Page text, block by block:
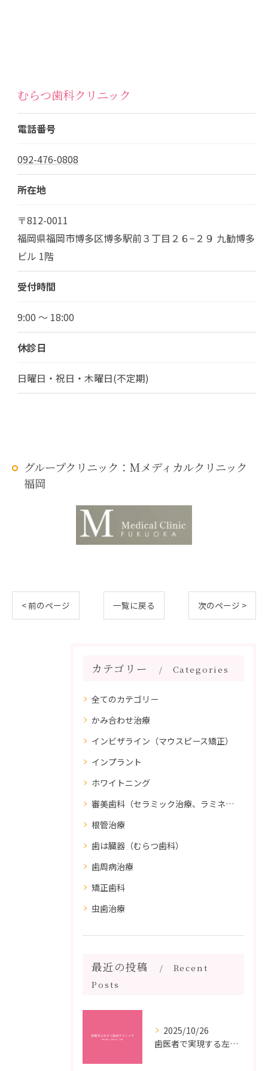
むらつ歯科クリニック
電話番号
092-476-0808
所在地
〒812-0011
福岡県福岡市博多区博多駅前３丁目２６−２９ 九勧博多
ビル 1階
受付時間
9:00 ～ 18:00
休診日
日曜日・祝日・木曜日(不定期)
グループクリニック：Mメディカルクリニック
福岡
< 前のページ 一覧に戻る 次のページ >
カテゴリー Categories
全てのカテゴリー
かみ合わせ治療
インビザライン（マウスピース矯正）
インプラント
ホワイトニング
審美歯科（セラミック治療、ラミネートべニア、ダイレクトボンディング）
根管治療
歯は臓器（むらつ歯科）
歯周病治療
矯正歯科
虫歯治療
最近の投稿
Recent
Posts
2025/10/26
歯医者で実現する左右対称治療のポイントと矯正治療選びの疑問解決ガイド